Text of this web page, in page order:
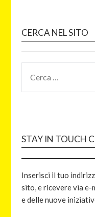
CERCA NEL SITO
STAY IN TOUCH
Inserisci il tuo
sito, e ricevere via
e delle nuove